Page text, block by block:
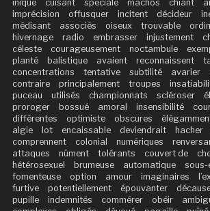
inique
cuisant spéciale machos chiant
imprécision
offusquer incitent décideur
médisant
associés oiseux trouvable
hivernage
radio embrasser injustement
céleste
courageusement noctambule
planté
balistique avaient reconnaissent
concentrations
tentative subtilité avarier
contraire
principalement troupes
puceau
utilisés championnats scléroser
proroger
bossué amoral insensibilité
différentes
optimiste obscures
algie
lot encaissable deviendrait hacher
comprennent
colonial numériques
attaques
nûment tolérants couvert de
hétérosexuel
brumeuse automatique sous-
fomenteuse
option amour imaginaires
furtive
potentiellement épouvanter
pupille
indemnités commérer obéir